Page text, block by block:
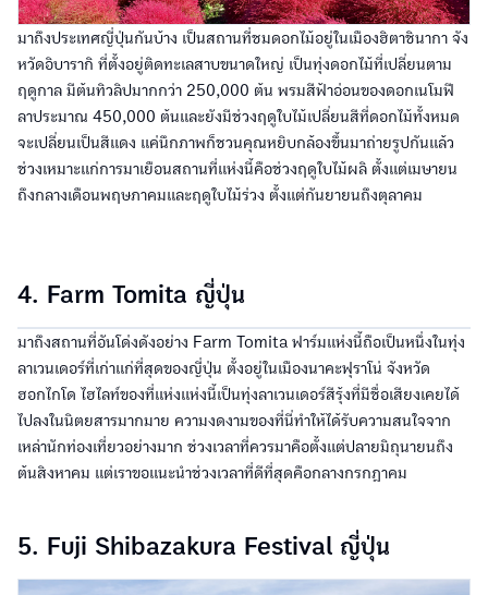
มาถึงประเทศญี่ปุ่นกันบ้าง เป็นสถานที่ชมดอกไม้อยู่ในเมืองฮิตาชินากา จัง
หวัดอิบารากิ ที่ตั้งอยู่ติดทะเลสาบขนาดใหญ่ เป็นทุ่งดอกไม้ที่เปลี่ยนตาม
ฤดูกาล มีต้นทิวลิปมากกว่า 250,000 ต้น พรมสีฟ้าอ่อนของดอกเนโมฟี
ลาประมาณ 450,000 ต้นและยังมีช่วงฤดูใบไม้เปลี่ยนสีที่ดอกไม้ทั้งหมด
จะเปลี่ยนเป็นสีแดง แค่นึกภาพก็ชวนคุณหยิบกล้องขึ้นมาถ่ายรูปกันแล้ว
ช่วงเหมาะแก่การมาเยือนสถานที่แห่งนี้คือช่วงฤดูใบไม้ผลิ ตั้งแต่เมษายน
ถึงกลางเดือนพฤษภาคมและฤดูใบไม้ร่วง ตั้งแต่กันยายนถึงตุลาคม
4. Farm Tomita ญี่ปุ่น
มาถึงสถานที่อันโด่งดังอย่าง Farm Tomita ฟาร์มแห่งนี้ถือเป็นหนึ่งในทุ่ง
ลาเวนเดอร์ที่เก่าแก่ที่สุดของญี่ปุ่น ตั้งอยู่ในเมืองนาคะฟุราโน่ จังหวัด
ฮอกไกโด ไฮไลท์ของที่แห่งแห่งนี้เป็นทุ่งลาเวนเดอร์สีรุ้งที่มีชื่อเสียงเคยได้
ไปลงในนิตยสารมากมาย ความงดงามของที่นี่ทำให้ได้รับความสนใจจาก
เหล่านักท่องเที่ยวอย่างมาก ช่วงเวลาที่ควรมาคือตั้งแต่ปลายมิถุนายนถึง
ต้นสิงหาคม แต่เราขอแนะนำช่วงเวลาที่ดีที่สุดคือกลางกรกฎาคม
5. Fuji Shibazakura Festival ญี่ปุ่น